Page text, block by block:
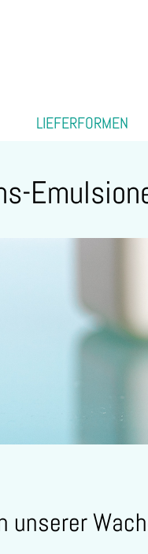
LIEFERFORMEN